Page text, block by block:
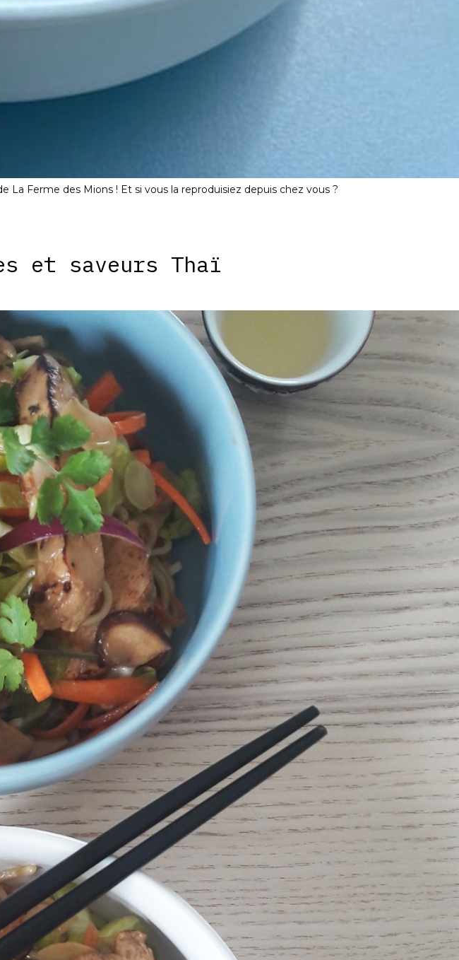
Ferme des Mions ! Et si vous la reproduisiez depuis chez vous ?
et saveurs Thaï